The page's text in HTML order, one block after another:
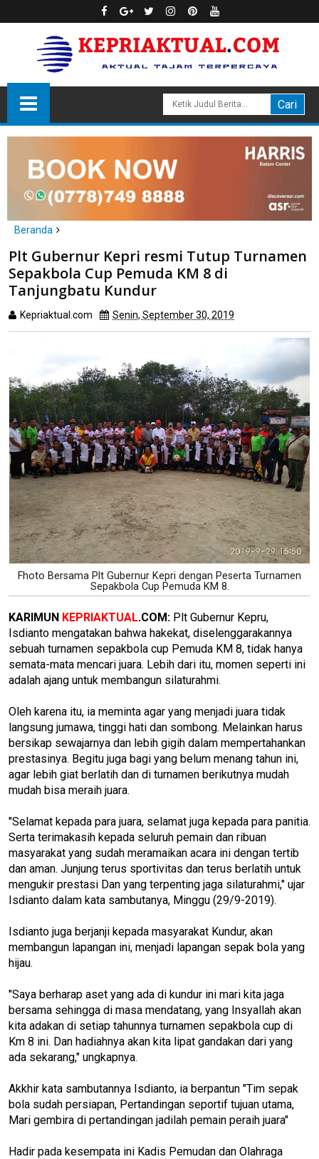
Beranda
Karimun
Plt Gubernur Kepri resmi Tutup Turnamen Sepakbola Cup
Pemuda KM 8 di Tanjungbatu Kundur
Plt Gubernur Kepri resmi Tutup Turnamen
Sepakbola Cup Pemuda KM 8 di
Tanjungbatu Kundur
Kepriaktual.com Senin, September 30, 2019
Fhoto Bersama Plt Gubernur Kepri dengan Peserta Turnamen
Sepakbola Cup Pemuda KM 8.
KARIMUN KEPRIAKTUAL.COM: Plt Gubernur Kepru,
Isdianto mengatakan bahwa hakekat, diselenggarakannya
sebuah turnamen sepakbola cup Pemuda KM 8, tidak hanya
semata-mata mencari juara. Lebih dari itu, momen seperti ini
adalah ajang untuk membangun silaturahmi.
Oleh karena itu, ia meminta agar yang menjadi juara tidak
langsung jumawa, tinggi hati dan sombong. Melainkan harus
bersikap sewajarnya dan lebih gigih dalam mempertahankan
prestasinya. Begitu juga bagi yang belum menang tahun ini,
agar lebih giat berlatih dan di turnamen berikutnya mudah
mudah bisa meraih juara.
"Selamat kepada para juara, selamat juga kepada para panitia.
Serta terimakasih kepada seluruh pemain dan ribuan
masyarakat yang sudah meramaikan acara ini dengan tertib
dan aman. Junjung terus sportivitas dan terus berlatih untuk
mengukir prestasi Dan yang terpenting jaga silaturahmi," ujar
Isdianto dalam kata sambutanya, Minggu (29/9-2019).
Isdianto juga berjanji kepada masyarakat Kundur, akan
membangun lapangan ini, menjadi lapangan sepak bola yang
hijau.
"Saya berharap aset yang ada di kundur ini mari kita jaga
bersama sehingga di masa mendatang, yang Insyallah akan
kita adakan di setiap tahunnya turnamen sepakbola cup di
Km 8 ini. Dan hadiahnya akan kita lipat gandakan dari yang
ada sekarang," ungkapnya.
Akkhir kata sambutannya Isdianto, ia berpantun "Tim sepak
bola sudah persiapan, Pertandingan seportif tujuan utama,
Mari gembira di pertandingan jadilah pemain peraih juara"
Hadir pada kesempata ini Kadis Pemudan dan Olahraga